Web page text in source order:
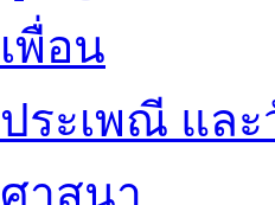
เพื่อน
ประเพณี แล
ศาสนา